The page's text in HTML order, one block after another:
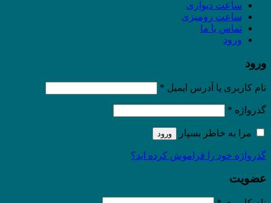
ساعت دیواری
ساعت رومیزی
تماس با ما
ورود
ورود
نام کاربری یا آدرس ایمیل *
گذرواژه *
مرا به خاطر بسپار ورود
گذرواژه خود را فراموش کرده اید؟
عضویت